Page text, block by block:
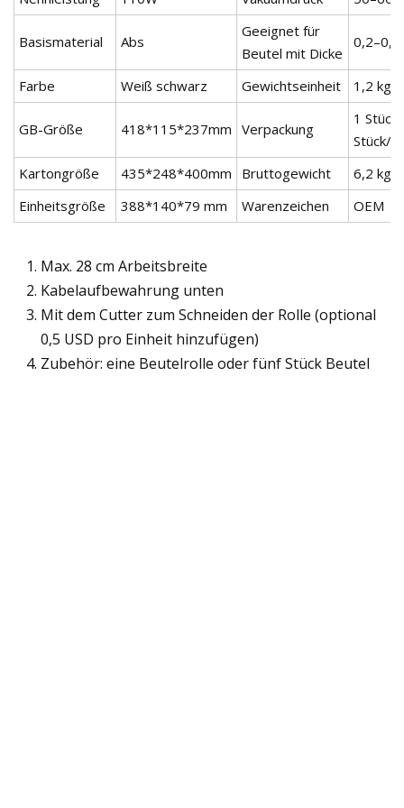
Basismaterial Abs
Geeignet für
Beutel mit Dicke
Farbe Weiß schwarz Gewichtseinheit 1,2 kg
GB-Größe 418*115*237mm Verpackung
1
Stück/
Kartongröße
435*248*400mm Bruttogewicht
6,2 kg/
Einheitsgröße
388*140*79 mm Warenzeichen OEM
Max. 28 cm Arbeitsbreite
Kabelaufbewahrung unten
Mit dem Cutter zum Schneiden der Rolle (optional
0,5 USD pro Einheit hinzufügen)
Zubehör: eine Beutelrolle oder fünf Stück Beutel